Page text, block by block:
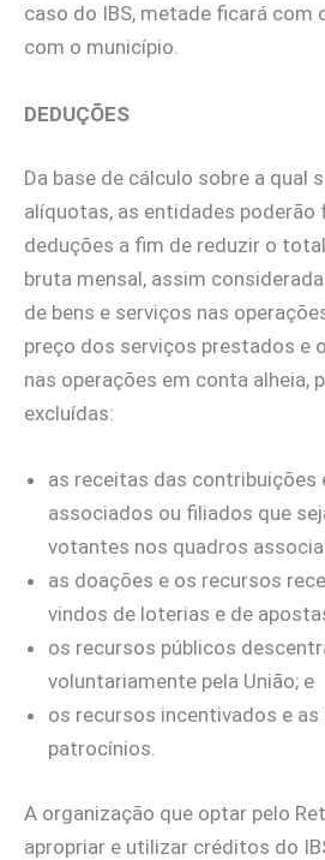
caso do IBS, metade ficará com
com o município.
DEDUÇÕES
Da base de cálculo sobre a qual
alíquotas, as entidades poderão
deduções a fim de reduzir o
bruta mensal, assim
de bens e serviços nas
preço dos serviços prestados e
nas operações em conta alheia,
excluídas:
as receitas das
associados ou filiados que
votantes nos quadros
as doações e os recursos
vindos de loterias e de
os recursos públicos
voluntariamente pela União; e
os recursos incentivados e
patrocínios.
A organização que optar pelo
apropriar e utilizar créditos do